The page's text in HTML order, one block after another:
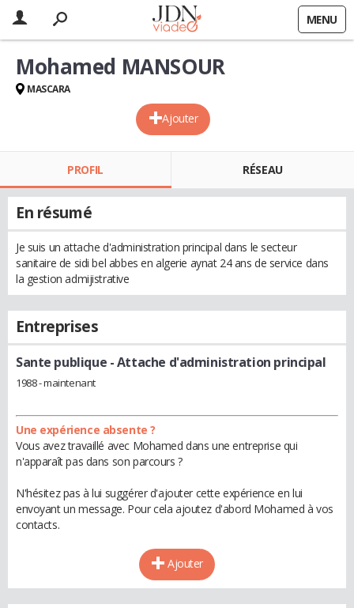
MENU
Ajouter
Mohamed MANSOUR
MASCARA
PROFIL RÉSEAU
En résumé
Je suis un attache d'administration principal dans le secteur
sanitaire de sidi bel abbes en algerie aynat 24 ans de service dans
la gestion admijistrative
Entreprises
Sante publique - Attache d'administration principal
1988 - maintenant
Une expérience absente ?
Vous avez travaillé avec Mohamed dans une entreprise qui
n'apparaît pas dans son parcours ?
N'hésitez pas à lui suggérer d'ajouter cette expérience en lui
envoyant un message. Pour cela ajoutez d'abord Mohamed à vos
contacts.
Ajouter